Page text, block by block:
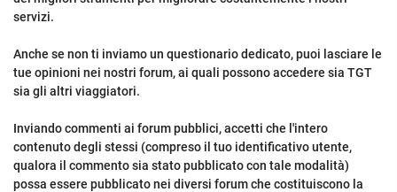
servizi.
Anche se non ti inviamo un questionario dedicato, puoi lasciare le
tue opinioni nei nostri forum, ai quali possono accedere sia TGT
sia gli altri viaggiatori.
Inviando commenti ai forum pubblici, accetti che l'intero
contenuto degli stessi (compreso il tuo identificativo utente,
qualora il commento sia stato pubblicato con tale modalità)
possa essere pubblicato nei diversi forum che costituiscono la